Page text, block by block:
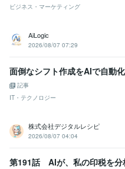
ビジネス・マーケティング
AiLogic
2026/08/07 07:29
面倒なシフト作成をAIで自動
記事
IT・テクノロジー
株式会社デジタルレシピ
2026/08/07 04:04
第191話 AIが、私の印税を分